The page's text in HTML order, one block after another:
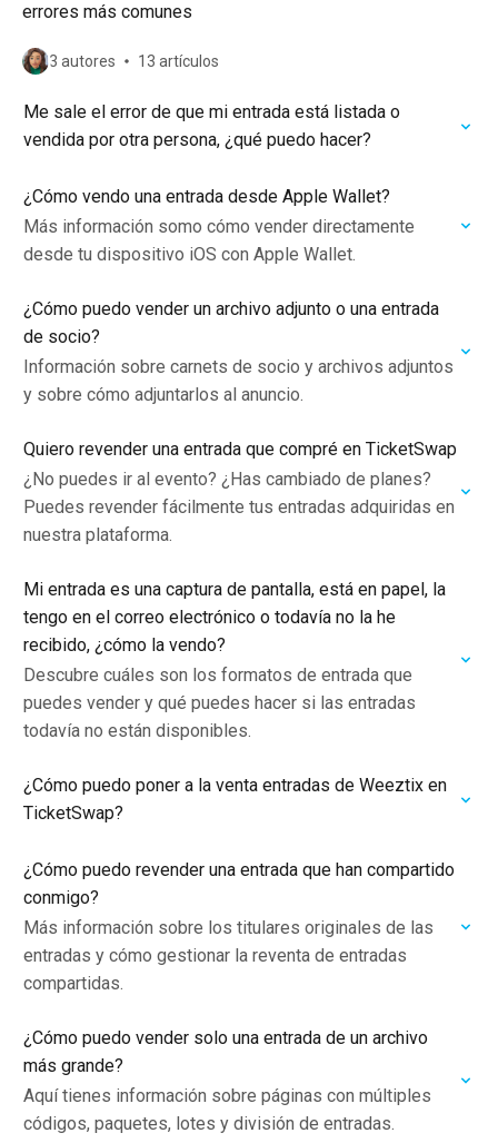
errores más comunes
3 autores 13 artículos
Me sale el error de que mi entrada está listada o
vendida por otra persona, ¿qué puedo hacer?
¿Cómo vendo una entrada desde Apple Wallet?
Más información somo cómo vender directamente
desde tu dispositivo iOS con Apple Wallet.
¿Cómo puedo vender un archivo adjunto o una entrada
de socio?
Información sobre carnets de socio y archivos adjuntos
y sobre cómo adjuntarlos al anuncio.
Quiero revender una entrada que compré en TicketSwap
¿No puedes ir al evento? ¿Has cambiado de planes?
Puedes revender fácilmente tus entradas adquiridas en
nuestra plataforma.
Mi entrada es una captura de pantalla, está en papel, la
tengo en el correo electrónico o todavía no la he
recibido, ¿cómo la vendo?
Descubre cuáles son los formatos de entrada que
puedes vender y qué puedes hacer si las entradas
todavía no están disponibles.
¿Cómo puedo poner a la venta entradas de Weeztix en
TicketSwap?
¿Cómo puedo revender una entrada que han compartido
conmigo?
Más información sobre los titulares originales de las
entradas y cómo gestionar la reventa de entradas
compartidas.
¿Cómo puedo vender solo una entrada de un archivo
más grande?
Aquí tienes información sobre páginas con múltiples
códigos, paquetes, lotes y división de entradas.